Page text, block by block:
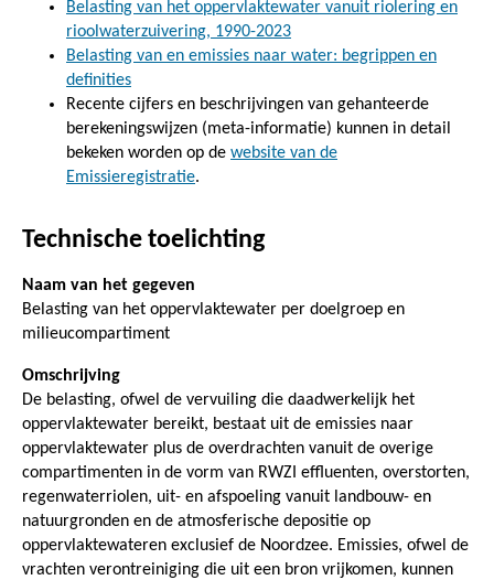
Belasting van het oppervlaktewater vanuit riolering en
rioolwaterzuivering, 1990-2023
Belasting van en emissies naar water: begrippen en
definities
Recente cijfers en beschrijvingen van gehanteerde
berekeningswijzen (meta-informatie) kunnen in detail
bekeken worden op de website van de
Emissieregistratie.
Technische toelichting
Naam van het gegeven
Belasting van het oppervlaktewater per doelgroep en
milieucompartiment
Omschrijving
De belasting, ofwel de vervuiling die daadwerkelijk het
oppervlaktewater bereikt, bestaat uit de emissies naar
oppervlaktewater plus de overdrachten vanuit de overige
compartimenten in de vorm van RWZI effluenten, overstorten,
regenwaterriolen, uit- en afspoeling vanuit landbouw- en
natuurgronden en de atmosferische depositie op
oppervlaktewateren exclusief de Noordzee. Emissies, ofwel de
vrachten verontreiniging die uit een bron vrijkomen, kunnen